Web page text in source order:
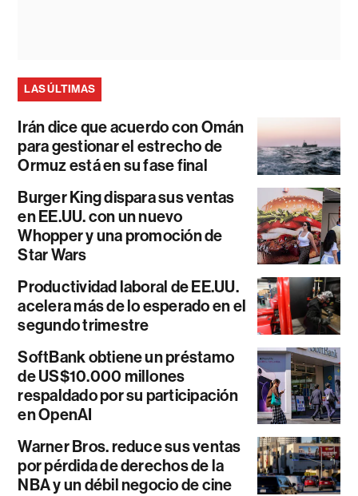
LAS ÚLTIMAS
Irán dice que acuerdo con Omán
para gestionar el estrecho de
Ormuz está en su fase final
Burger King dispara sus ventas
en EE.UU. con un nuevo
Whopper y una promoción de
Star Wars
Productividad laboral de EE.UU.
acelera más de lo esperado en el
segundo trimestre
SoftBank obtiene un préstamo
de US$10.000 millones
respaldado por su participación
en OpenAI
Warner Bros. reduce sus ventas
por pérdida de derechos de la
NBA y un débil negocio de cine